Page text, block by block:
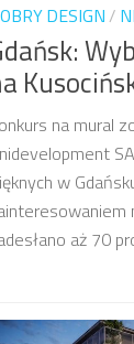
DESIGN /
na mural
w
aż 70